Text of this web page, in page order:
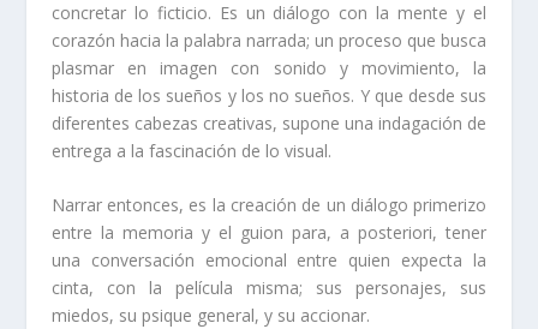
concretar lo ficticio. Es un diálogo con la mente y el
corazón hacia la palabra narrada; un proceso que busca
plasmar en imagen con sonido y movimiento, la
historia de los sueños y los no sueños. Y que desde sus
diferentes cabezas creativas, supone una indagación de
entrega a la fascinación de lo visual.
Narrar entonces, es la creación de un diálogo primerizo
entre la memoria y el guion para, a posteriori, tener
una conversación emocional entre quien expecta la
cinta, con la película misma; sus personajes, sus
miedos, su psique general, y su accionar.